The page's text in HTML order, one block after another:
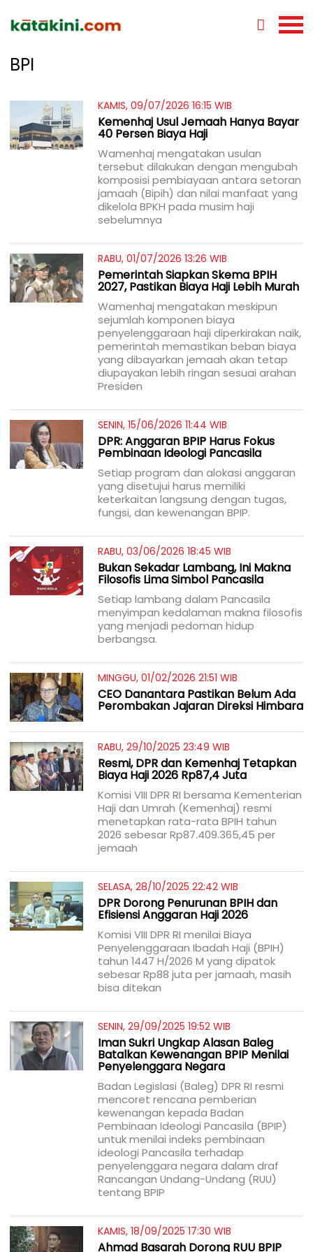
BPI
KAMIS, 09/07/2026 16:15 WIB
Kemenhaj Usul Jemaah Hanya Bayar
40 Persen Biaya Haji
Wamenhaj mengatakan usulan
tersebut dilakukan dengan mengubah
komposisi pembiayaan antara setoran
jamaah (Bipih) dan nilai manfaat yang
dikelola BPKH pada musim haji
sebelumnya
RABU, 01/07/2026 13:26 WIB
Pemerintah Siapkan Skema BPIH
2027, Pastikan Biaya Haji Lebih Murah
Wamenhaj mengatakan meskipun
sejumlah komponen biaya
penyelenggaraan haji diperkirakan naik,
pemerintah memastikan beban biaya
yang dibayarkan jemaah akan tetap
diupayakan lebih ringan sesuai arahan
Presiden
SENIN, 15/06/2026 11:44 WIB
DPR: Anggaran BPIP Harus Fokus
Pembinaan Ideologi Pancasila
Setiap program dan alokasi anggaran
yang disetujui harus memiliki
keterkaitan langsung dengan tugas,
fungsi, dan kewenangan BPIP.
RABU, 03/06/2026 18:45 WIB
Bukan Sekadar Lambang, Ini Makna
Filosofis Lima Simbol Pancasila
Setiap lambang dalam Pancasila
menyimpan kedalaman makna filosofis
yang menjadi pedoman hidup
berbangsa.
MINGGU, 01/02/2026 21:51 WIB
CEO Danantara Pastikan Belum Ada
Perombakan Jajaran Direksi Himbara
RABU, 29/10/2025 23:49 WIB
Resmi, DPR dan Kemenhaj Tetapkan
Biaya Haji 2026 Rp87,4 Juta
Komisi VIII DPR RI bersama Kementerian
Haji dan Umrah (Kemenhaj) resmi
menetapkan rata-rata BPIH tahun
2026 sebesar Rp87.409.365,45 per
jemaah
SELASA, 28/10/2025 22:42 WIB
DPR Dorong Penurunan BPIH dan
Efisiensi Anggaran Haji 2026
Komisi VIII DPR RI menilai Biaya
Penyelenggaraan Ibadah Haji (BPIH)
tahun 1447 H/2026 M yang dipatok
sebesar Rp88 juta per jamaah, masih
bisa ditekan
SENIN, 29/09/2025 19:52 WIB
Iman Sukri Ungkap Alasan Baleg
Batalkan Kewenangan BPIP Menilai
Penyelenggara Negara
Badan Legislasi (Baleg) DPR RI resmi
mencoret rencana pemberian
kewenangan kepada Badan
Pembinaan Ideologi Pancasila (BPIP)
untuk menilai indeks pembinaan
ideologi Pancasila terhadap
penyelenggara negara dalam draf
Rancangan Undang-Undang (RUU)
tentang BPIP
KAMIS, 18/09/2025 17:30 WIB
Ahmad Basarah Dorong RUU BPIP